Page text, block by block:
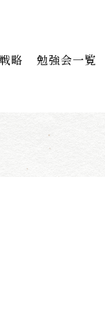
略
勉強会一覧